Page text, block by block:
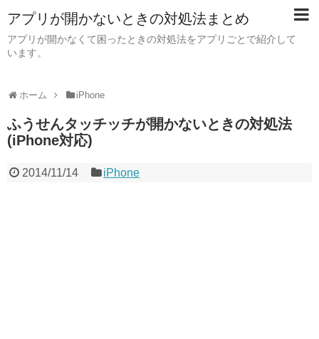
アプリが開かないときの対処法まとめ
アプリが開かなくて困ったときの対処法をアプリごとで紹介して
います。
ホーム iPhone
ふうせんタッチッチが開かないときの対処法
(iPhone対応)
2014/11/14 iPhone